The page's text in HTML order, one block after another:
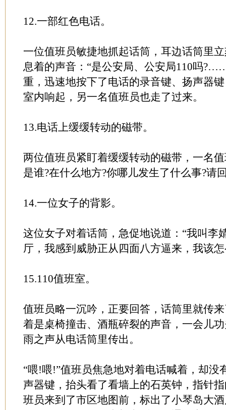
12.一部红色电话。
一位值班员敏捷地抓起话筒，耳边话筒里
息着的声音：“是公安局、公安局110吗
重，迅速地按下了电话的录音键、扬声器
室内响起，另一名值班员也走了过来。
13.电话上缓缓转动的磁带。
两位值班员紧盯着缓缓转动的磁带，一名
是谁?在什么地方?你哪儿发生了什么事?请
14.一位女子的背影。
这位女子对着话筒，急促地说道：“我叫李
厅，我感到威胁正从四面八方逼来，我该
15.110值班室。
值班员略一沉吟，正要回答，话筒里就传
着是桌椅撞击、酒瓶碎裂的声音，一会儿
雨之声从电话筒里传出。
“喂!喂!”值班员焦急地对着电话喊着，却没
声器键，抬头看了看墙上的石英钟，指针
班员来到了市区地图前，标出了小琴岛大